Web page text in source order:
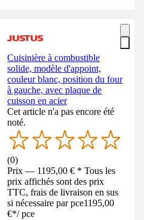
Cuisinière à combustible
solide, modèle d'appoint,
couleur blanc, position du four
à gauche, avec plaque de
cuisson en acier
Cet article n'a pas encore été
noté.
(0)
Prix — 1195,00 € * Tous les
prix affichés sont des prix
TTC, frais de livraison en sus
si nécessaire par pce1195,00
€*/ pce